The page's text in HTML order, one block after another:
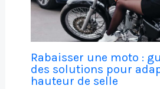
Rabaisser une moto :
des solutions pour
hauteur de selle